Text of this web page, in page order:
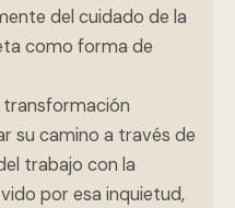
del cuidado de la
como forma de
su camino a través de
trabajo con la
por esa inquietud,